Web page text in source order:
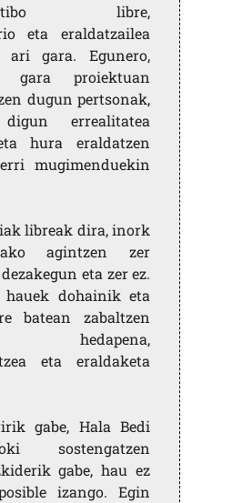
libre,
eta eraldatzailea
ari gara. Egunero,
gara proiektuan
dugun pertsonak,
errealitatea
hura eraldatzen
mugimenduekin
libreak dira, inork
agintzen zer
eta zer ez.
dohainik eta
batean zabaltzen
hedapena,
eta eraldaketa
gabe, Hala Bedi
sostengatzen
gabe, hau ez
izango. Egin